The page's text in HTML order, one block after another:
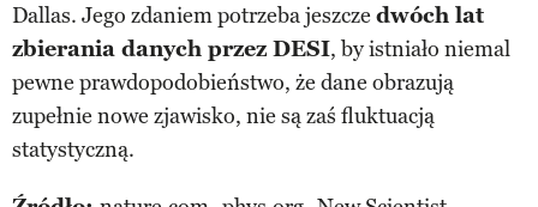
Dallas. Jego zdaniem potrzeba jeszcze dwóch lat
zbierania danych przez DESI, by istniało niemal
pewne prawdopodobieństwo, że dane obrazują
zupełnie nowe zjawisko, nie są zaś fluktuacją
statystyczną.